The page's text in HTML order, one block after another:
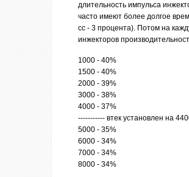
длительность импульса
часто имеют более долгое
сс - 3 процента). Потом на
инжекторов
1000 - 40%
1500 - 40%
2000 - 39%
3000 - 38%
4000 - 37%
----------- втек установлен на
5000 - 35%
6000 - 34%
7000 - 34%
8000 - 34%